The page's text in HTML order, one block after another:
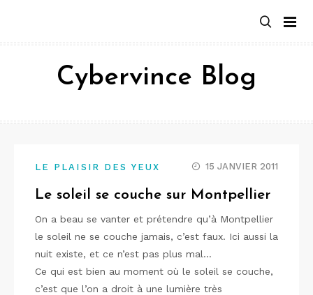
contenu
Cybervince Blog
LE PLAISIR DES YEUX 15 JANVIER 2011
Le soleil se couche sur Montpellier
On a beau se vanter et prétendre qu’à Montpellier
le soleil ne se couche jamais, c’est faux. Ici aussi la
nuit existe, et ce n’est pas plus mal…
Ce qui est bien au moment où le soleil se couche,
c’est que l’on a droit à une lumière très